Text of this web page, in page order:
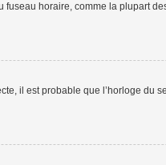
horaire, comme la plupart
il est probable que l’horloge